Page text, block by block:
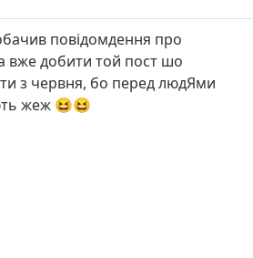
повідомдення про
вже добити той пост шо
з червня, бо перед людЯми
жеж 😆😆